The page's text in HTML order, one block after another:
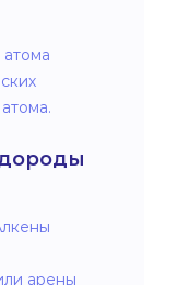
арены